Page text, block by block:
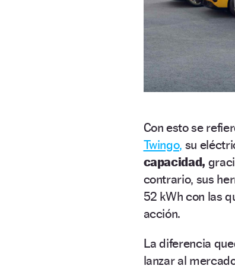
Con esto se
Twingo, su
capacidad,
contrario, sus
52 kWh con las
acción.
La diferencia
lanzar al